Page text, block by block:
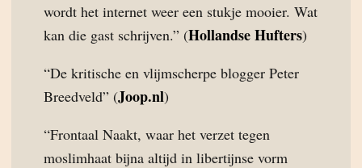
wordt het internet weer een stukje mooier. Wat
kan die gast schrijven.” (Hollandse Hufters)
“De kritische en vlijmscherpe blogger Peter
Breedveld” (Joop.nl)
“Frontaal Naakt, waar het verzet tegen
moslimhaat bijna altijd in libertijnse vorm